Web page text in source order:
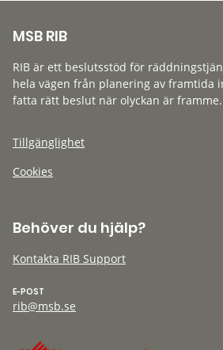
MSB RIB
RIB är ett beslutsstöd för
hela vägen från planering av framtida
fatta rätt beslut när olyckan är framme.
Tillgänglighet
Cookies
Behöver du hjälp?
Kontakta RIB Support
E-POST
rib@msb.se